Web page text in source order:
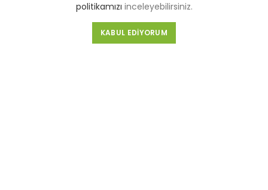
KVKK Aydınlatma Metni
Müşteri Aydınlatma Metni
politikamızı inceleyebilirsiniz.
KABUL EDIYORUM